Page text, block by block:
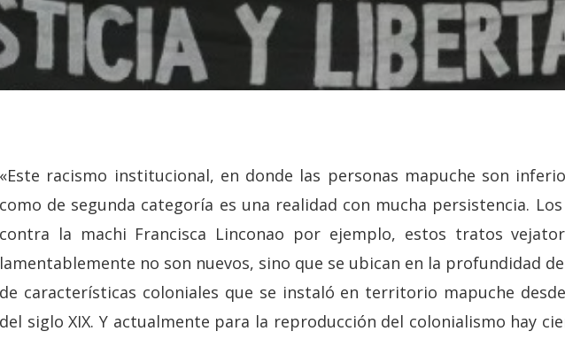
«Este racismo institucional, en donde las personas mapuche son
como de segunda categoría es una realidad con mucha persistencia.
contra la machi Francisca Linconao por ejemplo, estos tratos
lamentablemente no son nuevos, sino que se ubican en la profundidad
de características coloniales que se instaló en territorio mapuche
del siglo XIX. Y actualmente para la reproducción del colonialismo hay